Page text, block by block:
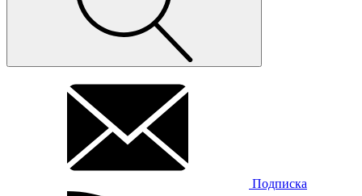
Подписка